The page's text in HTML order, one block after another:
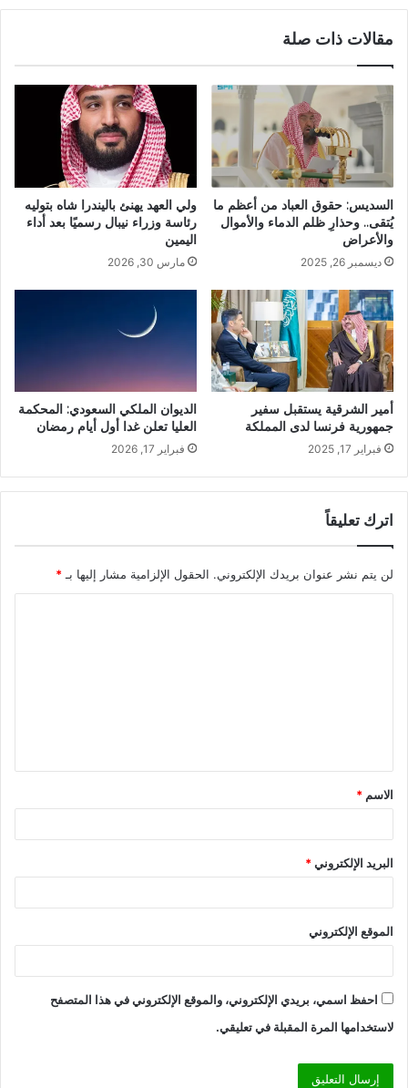
مقالات ذات صلة
السديس: حقوق العباد من أعظم ما
يُتقى.. وحذارِ ظلم الدماء والأموال
والأعراض
ديسمبر 26, 2025
ولي العهد يهنئ باليندرا شاه بتوليه
رئاسة وزراء نيبال رسميًا بعد أداء
اليمين
مارس 30, 2026
أمير الشرقية يستقبل سفير
جمهورية فرنسا لدى المملكة
فبراير 17, 2025
الديوان الملكي السعودي: المحكمة
العليا تعلن غدا أول أيام رمضان
فبراير 17, 2026
اترك تعليقاً
لن يتم نشر عنوان بريدك الإلكتروني. الحقول الإلزامية مشار إليها بـ*
ق
*
الاسم *
البريد الإلكتروني*
الموقع الإلكتروني
احفظ اسمي، بريدي الإلكتروني، والموقع الإلكتروني في هذا المتصفح
لاستخدامها المرة المقبلة في تعليقي.